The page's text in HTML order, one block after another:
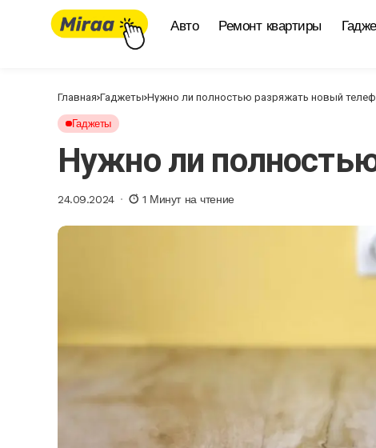
Авто Ремонт квартиры
Главная Гаджеты Нужно ли полностью разряжать новый
Гаджеты
Нужно ли
24.09.2024 1 Минут на чтение